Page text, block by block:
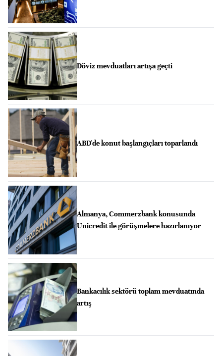
Döviz mevduatları artışa geçti
ABD'de konut başlangıçları toparlandı
Almanya, Commerzbank konusunda
Unicredit ile görüşmelere hazırlanıyor
Bankacılık sektörü toplam mevduatında
artış